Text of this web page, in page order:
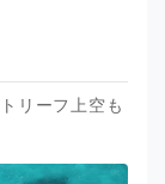
リーフ上空も